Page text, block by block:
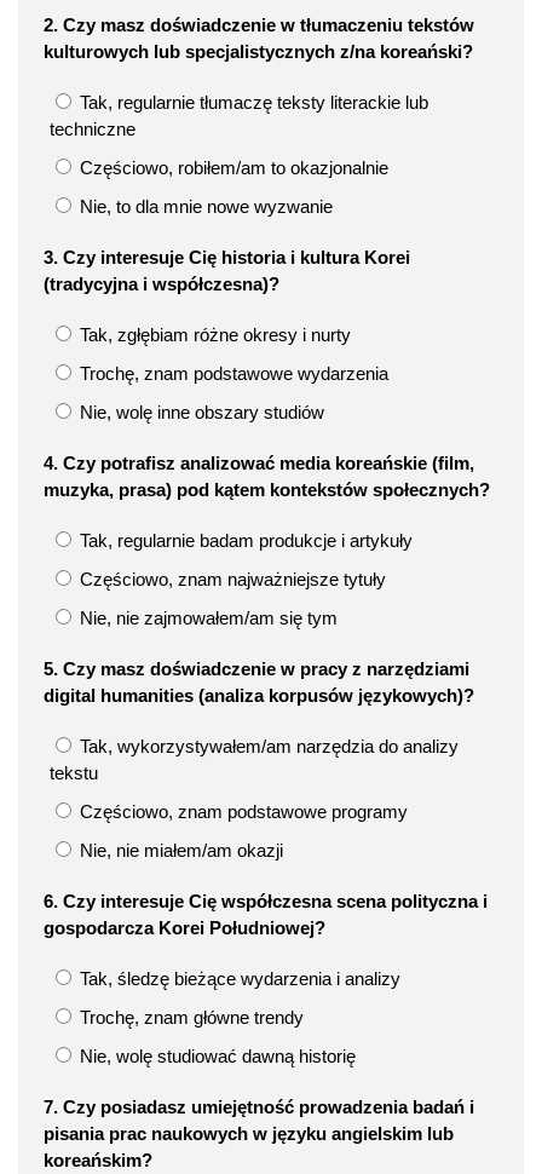
2. Czy masz doświadczenie w tłumaczeniu tekstów
kulturowych lub specjalistycznych z/na koreański?
Tak, regularnie tłumaczę teksty literackie lub
techniczne
Częściowo, robiłem/am to okazjonalnie
Nie, to dla mnie nowe wyzwanie
3. Czy interesuje Cię historia i kultura Korei
(tradycyjna i współczesna)?
Tak, zgłębiam różne okresy i nurty
Trochę, znam podstawowe wydarzenia
Nie, wolę inne obszary studiów
4. Czy potrafisz analizować media koreańskie (film,
muzyka, prasa) pod kątem kontekstów społecznych?
Tak, regularnie badam produkcje i artykuły
Częściowo, znam najważniejsze tytuły
Nie, nie zajmowałem/am się tym
5. Czy masz doświadczenie w pracy z narzędziami
digital humanities (analiza korpusów językowych)?
Tak, wykorzystywałem/am narzędzia do analizy
tekstu
Częściowo, znam podstawowe programy
Nie, nie miałem/am okazji
6. Czy interesuje Cię współczesna scena polityczna i
gospodarcza Korei Południowej?
Tak, śledzę bieżące wydarzenia i analizy
Trochę, znam główne trendy
Nie, wolę studiować dawną historię
7. Czy posiadasz umiejętność prowadzenia badań i
pisania prac naukowych w języku angielskim lub
koreańskim?